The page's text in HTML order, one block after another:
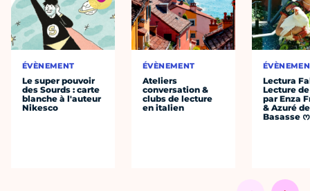
ÉVÈNEMENT
Le super pouvoir
des Sourds : carte
blanche à l'auteur
Nikesco
ÉVÈNEMENT
Ateliers
conversation &
clubs de lecture
en italien
Lectura
Lecture
par Enza
& Azuré
Basasse ᰔ